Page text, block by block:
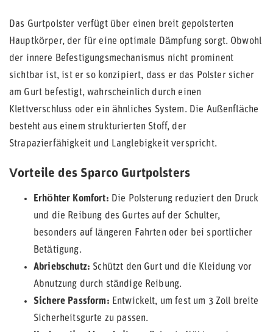
Das Gurtpolster verfügt über einen breit gepolsterten
Hauptkörper, der für eine optimale Dämpfung sorgt. Obwohl
der innere Befestigungsmechanismus nicht prominent
sichtbar ist, ist er so konzipiert, dass er das Polster sicher
am Gurt befestigt, wahrscheinlich durch einen
Klettverschluss oder ein ähnliches System. Die Außenfläche
besteht aus einem strukturierten Stoff, der
Strapazierfähigkeit und Langlebigkeit verspricht.
Vorteile des Sparco Gurtpolsters
Erhöhter Komfort: Die Polsterung reduziert den Druck
und die Reibung des Gurtes auf der Schulter,
besonders auf längeren Fahrten oder bei sportlicher
Betätigung.
Abriebschutz: Schützt den Gurt und die Kleidung vor
Abnutzung durch ständige Reibung.
Sichere Passform: Entwickelt, um fest um 3 Zoll breite
Sicherheitsgurte zu passen.